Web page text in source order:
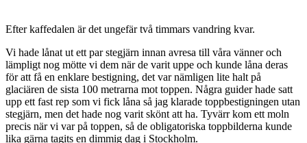
Efter kaffedalen är det ungefär två timmars vandring kvar.
Vi hade lånat ut ett par stegjärn innan avresa till våra vänner och
lämpligt nog mötte vi dem när de varit uppe och kunde låna deras
för att få en enklare bestigning, det var nämligen lite halt på
glaciären de sista 100 metrarna mot toppen. Några guider hade satt
upp ett fast rep som vi fick låna så jag klarade toppbestigningen utan
stegjärn, men det hade nog varit skönt att ha. Tyvärr kom ett moln
precis när vi var på toppen, så de obligatoriska toppbilderna kunde
lika gärna tagits en dimmig dag i Stockholm.